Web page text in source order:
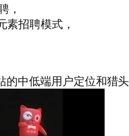
，
素招聘模式，
的中低端用户定位和猎头